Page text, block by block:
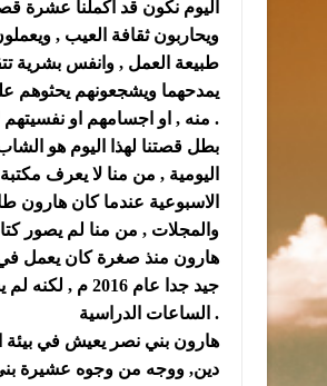
اليوم نكون قد اكملنا عشرة
ويحاربون ثقافة العيب ,
طبيعة العمل , وانفس بشرية
يمدحهما ويشجعونهم يحثوهم
منه , او اجسامهم او نفسيتهم لا تساعدهم على ذلك .
اليومية , من منا لا يعرف
الاسبوعية عندما كان هارون
والمجلات , من منا لم يصور
هارون منذ صغرة كان يعمل في
جيد جدا عام
الساعات الدراسية .
هارون بني نصر يعيش في بيئة
دين, ووجه من وجوه عشيرة بني